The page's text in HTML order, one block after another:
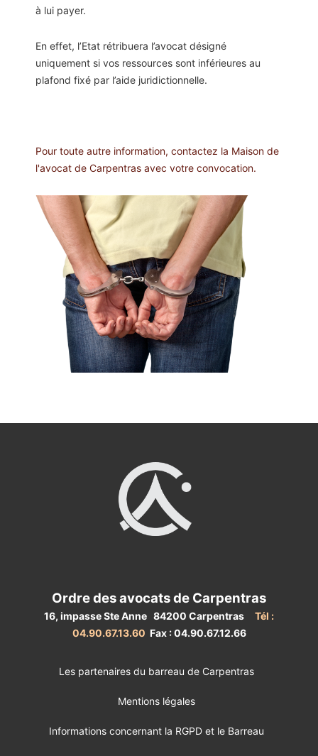
à lui payer.
En effet, l’Etat rétribuera l’avocat désigné
uniquement si vos ressources sont inférieures au
plafond fixé par l’aide juridictionnelle.
Pour toute autre information, contactez la Maison de
l'avocat de Carpentras avec votre convocation.
Ordre des avocats de Carpentras
16, impasse Ste Anne 84200 Carpentras
Tél :
04.90.67.13.60 Fax : 04.90.67.12.66
Les partenaires du barreau de Carpentras
Mentions légales
Informations concernant la RGPD et le Barreau